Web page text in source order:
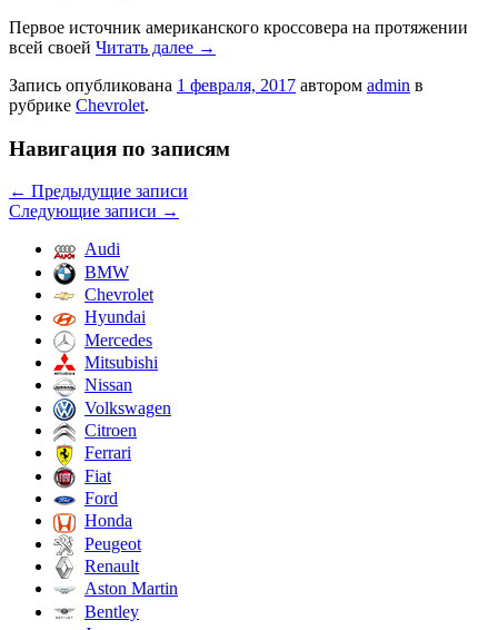
Первое источник американского кроссовера на протяжении
всей своей Читать далее →
Запись опубликована 1 февраля, 2017 автором admin в
рубрике Chevrolet.
Навигация по записям
← Предыдущие записи
Следующие записи →
Audi
BMW
Chevrolet
Hyundai
Mercedes
Mitsubishi
Nissan
Volkswagen
Citroen
Ferrari
Fiat
Ford
Honda
Peugeot
Renault
Aston Martin
Bentley